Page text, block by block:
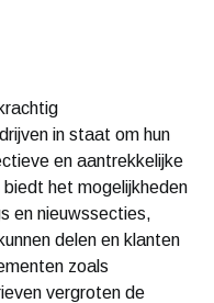
in staat om hun
en aantrekkelijke
het mogelijkheden
en nieuwssecties,
delen en klanten
zoals
vergroten de